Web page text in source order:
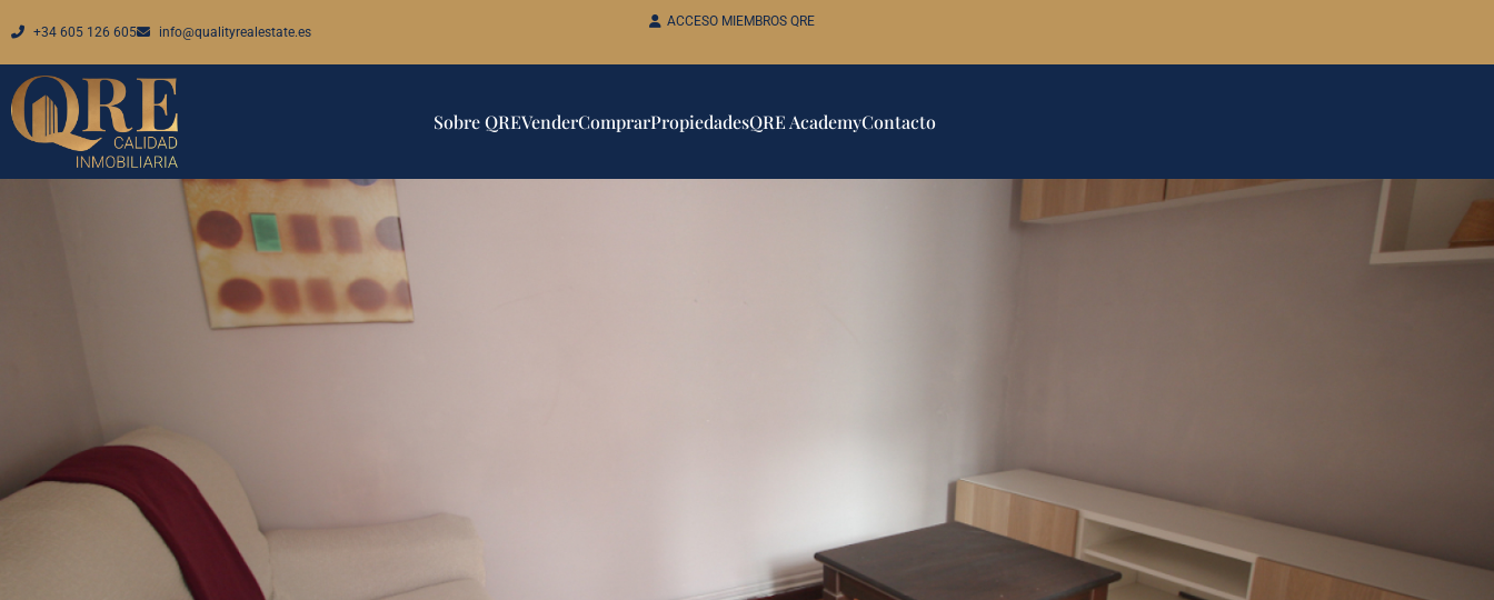
+34 605 126 605 info@qualityrealestate.es
ACCESO MIEMBROS QRE
Sobre QREVenderComprarPropiedadesQRE AcademyContacto